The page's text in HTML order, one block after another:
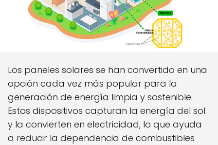
Los paneles solares se han convertido en una
opción cada vez más popular para la
generación de energía limpia y sostenible.
Estos dispositivos capturan la energía del sol
y la convierten en electricidad, lo que ayuda
a reducir la dependencia de combustibles